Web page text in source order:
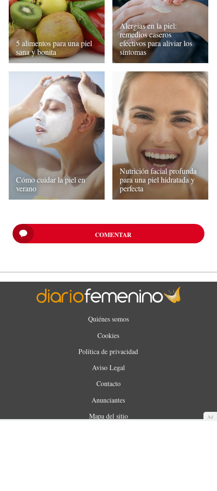
5 alimentos para una piel
sana y bonita
Alergias en la piel:
remedios caseros
efectivos para aliviar los
síntomas
Cómo cuidar la piel en
verano
Nutrición facial profunda
para una piel hidratada y
perfecta
COMENTAR
Ad
Quiénes somos
Cookies
Política de privacidad
Aviso Legal
Contacto
Anunciantes
Mapa del sitio